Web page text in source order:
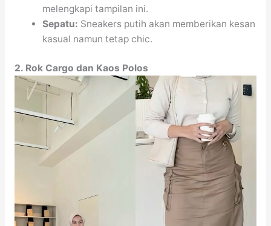
melengkapi tampilan ini.
Sepatu: Sneakers putih akan memberikan kesan
kasual namun tetap chic.
2. Rok Cargo dan Kaos Polos